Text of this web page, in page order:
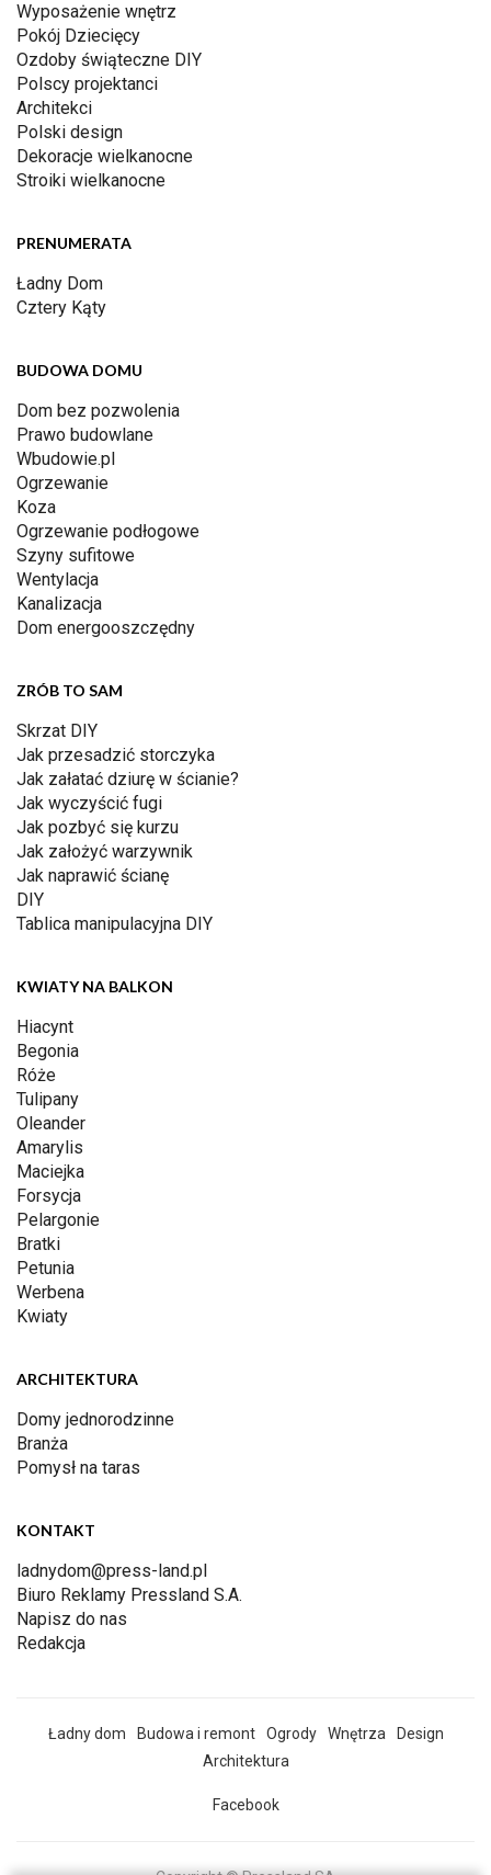
Wyposażenie wnętrz
Pokój Dziecięcy
Ozdoby świąteczne DIY
Polscy projektanci
Architekci
Polski design
Dekoracje wielkanocne
Stroiki wielkanocne
PRENUMERATA
Ładny Dom
Cztery Kąty
BUDOWA DOMU
Dom bez pozwolenia
Prawo budowlane
Wbudowie.pl
Ogrzewanie
Koza
Ogrzewanie podłogowe
Szyny sufitowe
Wentylacja
Kanalizacja
Dom energooszczędny
ZRÓB TO SAM
Skrzat DIY
Jak przesadzić storczyka
Jak załatać dziurę w ścianie?
Jak wyczyścić fugi
Jak pozbyć się kurzu
Jak założyć warzywnik
Jak naprawić ścianę
DIY
Tablica manipulacyjna DIY
KWIATY NA BALKON
Hiacynt
Begonia
Róże
Tulipany
Oleander
Amarylis
Maciejka
Forsycja
Pelargonie
Bratki
Petunia
Werbena
Kwiaty
ARCHITEKTURA
Domy jednorodzinne
Branża
Pomysł na taras
KONTAKT
ladnydom@press-land.pl
Biuro Reklamy Pressland S.A.
Napisz do nas
Redakcja
Ładny dom Budowa i remont Ogrody Wnętrza
Design
Architektura
Facebook